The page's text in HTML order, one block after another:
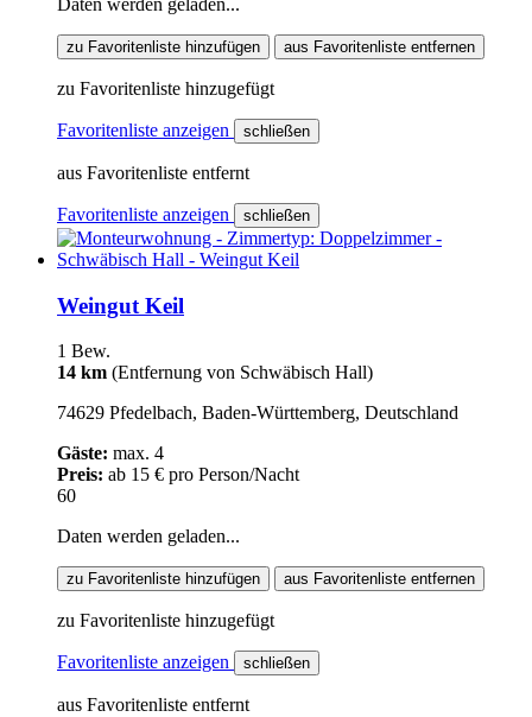
zu Favoritenliste hinzufügen aus Favoritenliste entfernen
zu Favoritenliste hinzugefügt
Favoritenliste anzeigen schließen
aus Favoritenliste entfernt
Favoritenliste anzeigen schließen
Weingut Keil
1 Bew.
14 km (Entfernung von Schwäbisch Hall)
74629 Pfedelbach, Baden-Württemberg, Deutschland
Gäste: max. 4
Preis: ab 15 € pro Person/Nacht
60
Daten werden geladen...
zu Favoritenliste hinzufügen aus Favoritenliste entfernen
zu Favoritenliste hinzugefügt
Favoritenliste anzeigen schließen
aus Favoritenliste entfernt